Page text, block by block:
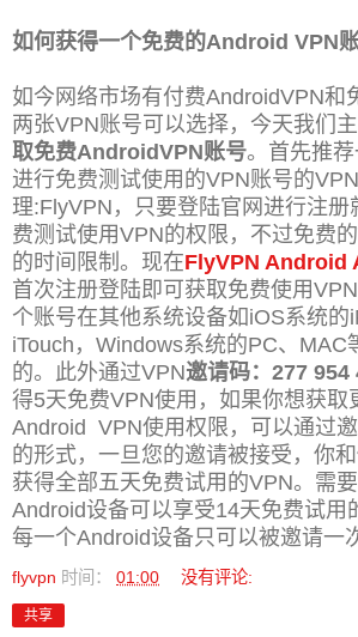
如何获得一个免费的Android VPN
如今网络市场有付费AndroidVPN和
两张VPN账号可以选择，今天我们
取免费AndroidVPN账号。首先推
进行免费测试使用的VPN账号的
理:FlyVPN，只要登陆官网进行注册
费测试使用VPN的权限，不过免费
的时间限制。 现在FlyVPN Android
首次注册登陆即可获取免费使用
个账号在其他系统设备如iOS系统的
iTouch，Windows系统的PC、MAC
的。此外通过VPN邀请码：277 954
得5天免费VPN使用，如果你想获取
Android VPN使用权限，可以通过
的形式，一旦您的邀请被接受，你
获得全部五天免费试用的VPN。 需
Android设备可以享受14天免费试用
每一个Android设备只可以被邀请一
flyvpn 时间： 01:00 没有评论:
共享